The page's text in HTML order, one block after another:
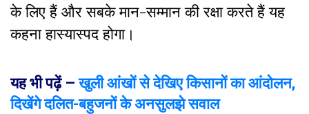
के लिए हैं और सबके मान-सम्मान की रक्षा करते हैं यह
कहना हास्यास्पद होगा।
यह भी पढ़ें –खुली आंखों से देखिए किसानों का आंदोलन,
दिखेंगे दलित-बहुजनों के अनसुलझे सवाल